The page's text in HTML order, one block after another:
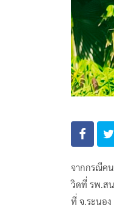
จากกรณีค
วิดที่ รพ.ส
ที่ จ.ระนอ